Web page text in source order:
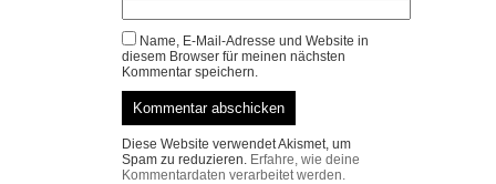
Name, E-Mail-Adresse und Website in
diesem Browser für meinen nächsten
Kommentar speichern.
Diese Website verwendet Akismet, um
Spam zu reduzieren. Erfahre, wie deine
Kommentardaten verarbeitet werden.